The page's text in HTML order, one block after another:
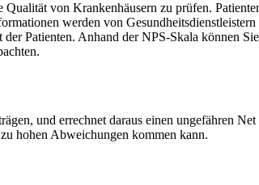
von Krankenhäusern zu prüfen.
werden von
Patienten. Anhand der NPS-Skala können
und errechnet daraus einen ungefähren
hohen Abweichungen kommen kann.